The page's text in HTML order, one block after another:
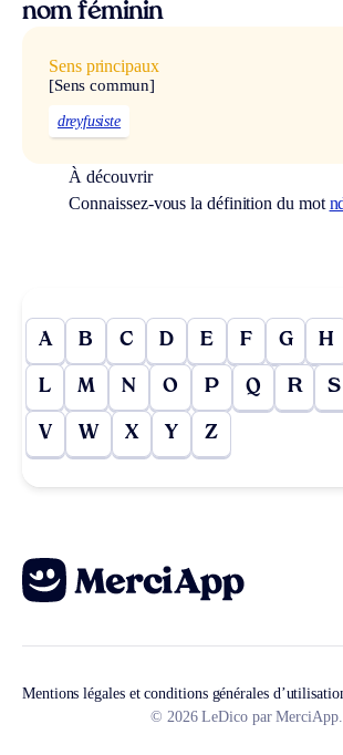
nom féminin
Sens principaux
[Sens commun]
dreyfusiste
À découvrir
Connaissez-vous la définition du mot
A B C D E F G H
L M N O P Q R S
V W X Y Z
Mentions légales et conditions générales
© 2026 LeDico par MerciApp.